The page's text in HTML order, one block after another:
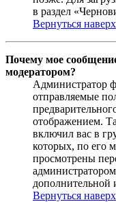
в раздел
Вернуться наверх
Почему мое
модератором?
Администратор
отправляемые
отображением.
включил вас в
которых, по его
просмотрены
Вернуться наверх